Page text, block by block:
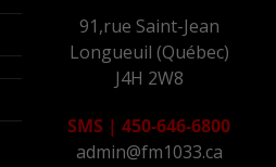
91,rue Saint-Jean
Longueuil (Québec)
J4H 2W8
SMS | 450-646-6800
admin@fm1033.ca